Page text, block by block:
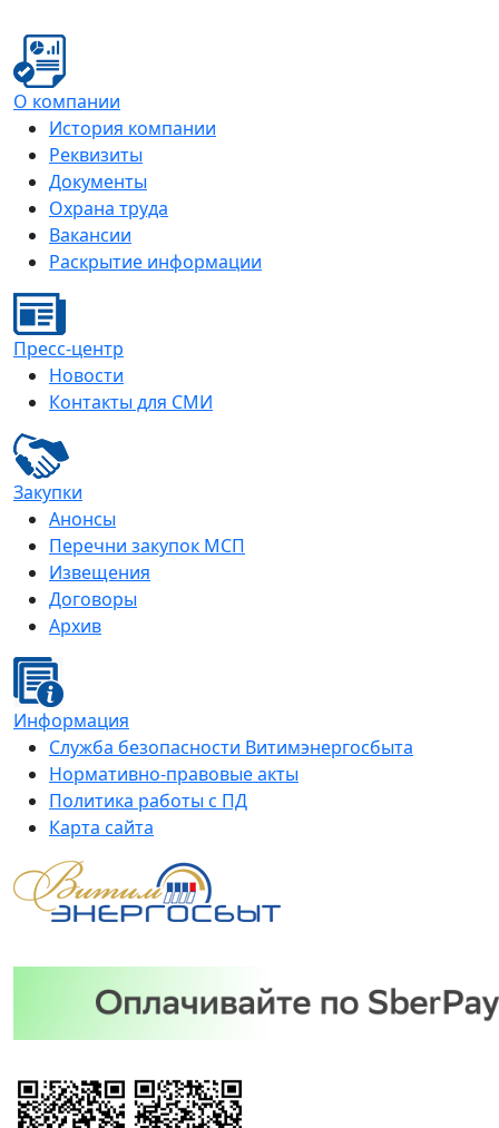
О компании
История компании
Реквизиты
Документы
Охрана труда
Вакансии
Раскрытие информации
Пресс-центр
Новости
Контакты для СМИ
Закупки
Анонсы
Перечни закупок МСП
Извещения
Договоры
Архив
Информация
Служба безопасности Витимэнергосбыта
Нормативно-правовые акты
Политика работы с ПД
Карта сайта